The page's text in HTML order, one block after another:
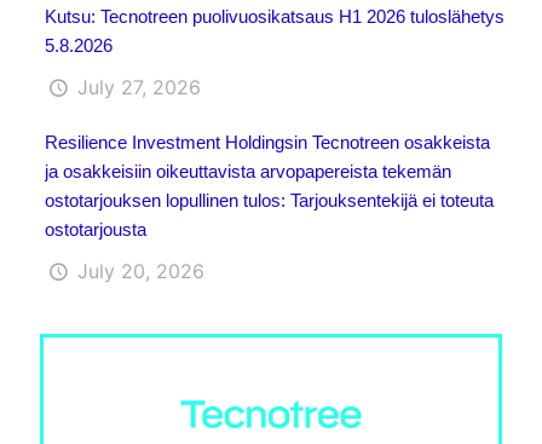
Kutsu: Tecnotreen puolivuosikatsaus H1 2026 tuloslähetys
5.8.2026
July 27, 2026
Resilience Investment Holdingsin Tecnotreen osakkeista
ja osakkeisiin oikeuttavista arvopapereista tekemän
ostotarjouksen lopullinen tulos: Tarjouksentekijä ei toteuta
ostotarjousta
July 20, 2026